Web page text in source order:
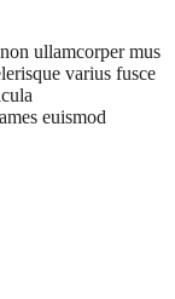
ullamcorper mus
varius fusce
euismod